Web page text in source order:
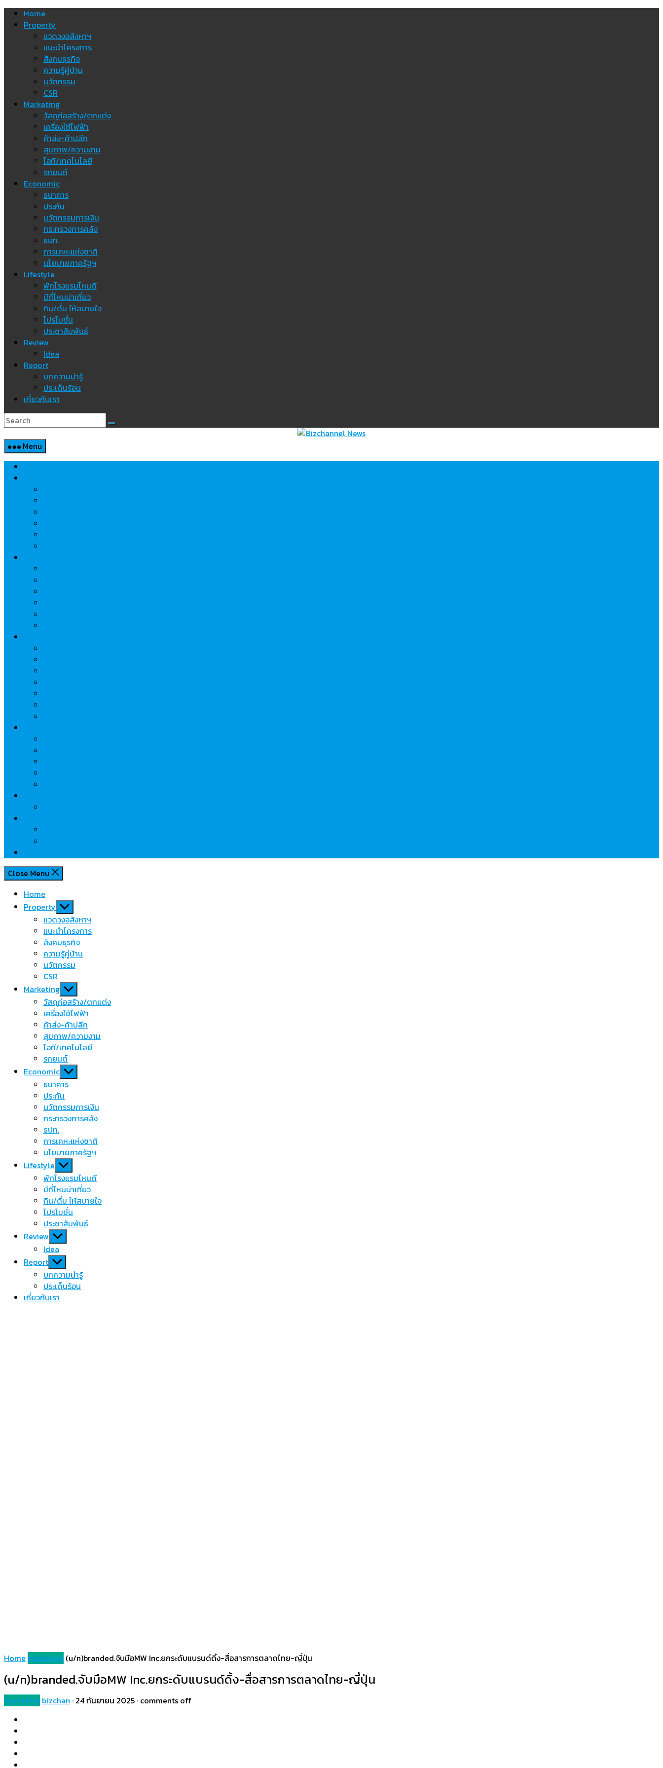
Skip Home
Property
แวดวงอสังหาฯ
แนะนำโครงการ
สังคมธุรกิจ
ความรู้คู่บ้าน
นวัตกรรม
CSR
Marketing
วัสดุก่อสร้าง/ตกแต่ง
เครื่องใช้ไฟฟ้า
ค้าส่ง-ค้าปลีก
สุขภาพ/ความงาม
ไอที/เทคโนโลยี
รถยนต์
Economic
ธนาคาร
ประกัน
นวัตกรรมการเงิน
กระทรวงการคลัง
ธปท.
การเคหะแห่งชาติ
นโยบายภาครัฐฯ
Lifestyle
พักโรงแรมไหนดี
มีที่ไหนน่าเที่ยว
กิน/ดื่ม ให้สบายใจ
โปรโมชั่น
ประชาสัมพันธ์
Review
Idea
Report
บทความน่ารู้
ประเด็นร้อน
เกี่ยวกับเรา
Menu
Close Menu
Home
Property Show
sub
menu
แวดวงอสังหาฯ
แนะนำโครงการ
สังคมธุรกิจ
ความรู้คู่บ้าน
นวัตกรรม
CSR
Marketing Show
sub
menu
วัสดุก่อสร้าง/ตกแต่ง
เครื่องใช้ไฟฟ้า
ค้าส่ง-ค้าปลีก
สุขภาพ/ความงาม
ไอที/เทคโนโลยี
รถยนต์
Economic Show
sub
menu
ธนาคาร
ประกัน
นวัตกรรมการเงิน
กระทรวงการคลัง
ธปท.
การเคหะแห่งชาติ
นโยบายภาครัฐฯ
Lifestyle Show
sub
menu
พักโรงแรมไหนดี
มีที่ไหนน่าเที่ยว
กิน/ดื่ม ให้สบายใจ
โปรโมชั่น
ประชาสัมพันธ์
Review Show
sub
menu
Idea
Report Show
sub
menu
บทความน่ารู้
ประเด็นร้อน
เกี่ยวกับเรา
Home Marketing (u/n)branded.จับมือMW Inc.ยกระดับแบรนด์ดิ้ง-สื่อสารการตลาดไทย-ญี่ปุ่น
(u/n)branded.จับมือMW Inc.ยกระดับแบรนด์ดิ้ง-สื่อสารการตลาดไทย-ญี่ปุ่น
Marketing bizchan · 24 กันยายน 2025 · comments off